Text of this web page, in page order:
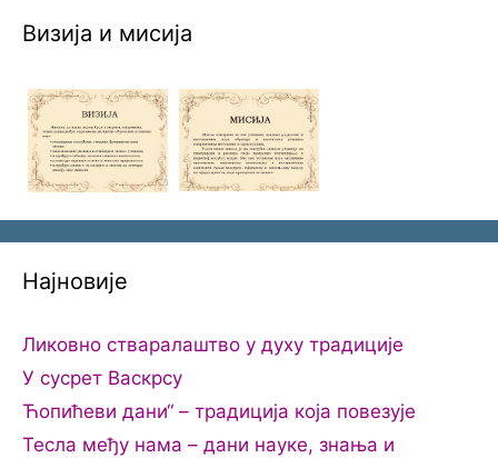
Визија и мисија
Најновије
Ликовно стваралаштво у духу традиције
У сусрет Васкрсу
Ћопићеви дани“ – традиција која повезује
Тесла међу нама – дани науке, знања и